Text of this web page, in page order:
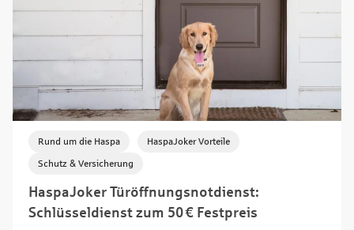
HaspaJoker Türöffnungsnotdienst:
Schlüsseldienst zum 50 € Festpreis
Rund um die Haspa HaspaJoker Vorteile
Schutz & Versicherung